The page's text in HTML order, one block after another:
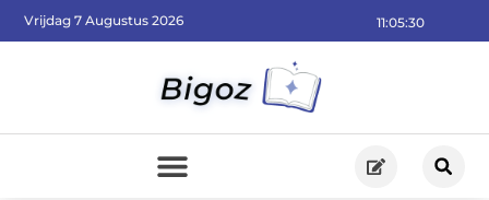
11:05:31
Vrijdag 7 Augustus 2026